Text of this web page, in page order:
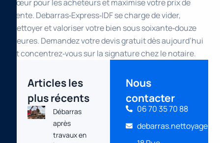
cœur pour les acheteurs et maximise votre prix de
vente. Debarras‑Express‑IDF se charge de vider,
nettoyer et valoriser votre bien sous soixante‑douze
heures. Demandez votre devis gratuit dès aujourd’hui
et concentrez‑vous sur la signature chez le notaire.
Articles les
plus récents
Débarras
après
travaux en
Nous
contacter
06 70 35 70 88